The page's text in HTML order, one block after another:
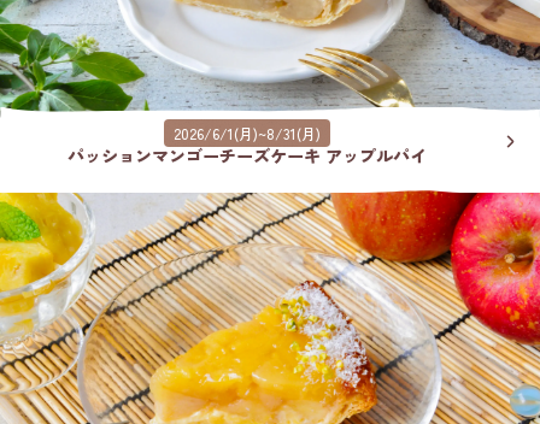
2026/6/1(月)~8/31(月)
パッションマンゴーチーズケーキ アップルパイ